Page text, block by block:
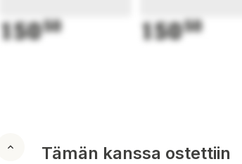
15050 15050
Tämän kanssa ostettiin